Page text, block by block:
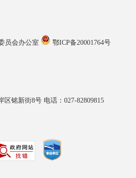
员会办公室 鄂ICP备20001764号
区铭新街8号 电话：027-82809815